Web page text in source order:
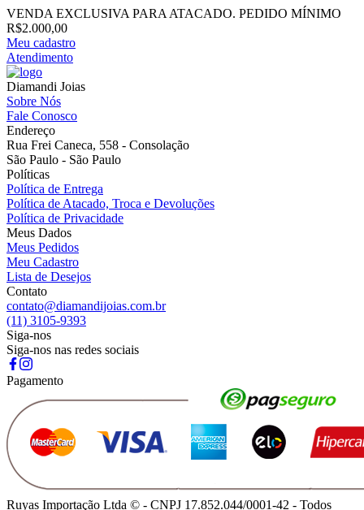
VENDA EXCLUSIVA PARA ATACADO. PEDIDO MÍNIMO
R$2.000,00
Meu cadastro
Atendimento
Diamandi Joias
Sobre Nós
Fale Conosco
Endereço
Rua Frei Caneca, 558 - Consolação
São Paulo - São Paulo
Políticas
Política de Entrega
Política de Atacado, Troca e Devoluções
Política de Privacidade
Meus Dados
Meus Pedidos
Meu Cadastro
Lista de Desejos
Contato
contato@diamandijoias.com.br
(11) 3105-9393
Siga-nos
Siga-nos nas redes sociais
Pagamento
Ruyas Importação Ltda © - CNPJ 17.852.044/0001-42 - Todos